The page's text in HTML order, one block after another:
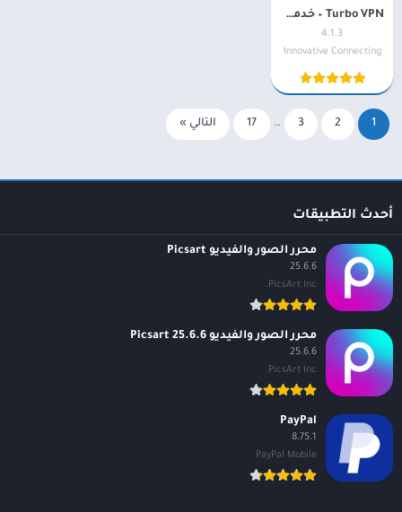
Turbo VPN – خدمة VPN سريعة 4.1.3
4.1.3
Innovative Connecting
1
2
3
…
17 التالي »
أحدث التطبيقات
محرر الصور والفيديو Picsart
25.6.6
PicsArt Inc.
محرر الصور والفيديو Picsart 25.6.6
25.6.6
PicsArt Inc.
PayPal
8.75.1
PayPal Mobile